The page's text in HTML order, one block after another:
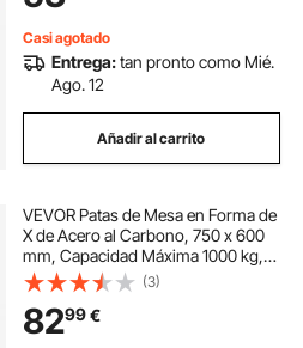
Oficina
Casi agotado
Entrega:tan pronto como Mié.
Ago. 12
Añadir al carrito
VEVOR Patas de Mesa en Forma de
X de Acero al Carbono, 750 x 600
mm, Capacidad Máxima 1000 kg,
Juego de 2 Patas con Kit de
Herrajes para Muebles, Escritorio,
Oficina, Banco de Trabajo y Mesa
de Bar
(3)
8299€